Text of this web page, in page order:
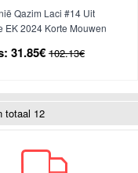
Qazim Laci #14 Uit
EK 2024 Korte Mouwen
31.85€ 102.13€
totaal 12